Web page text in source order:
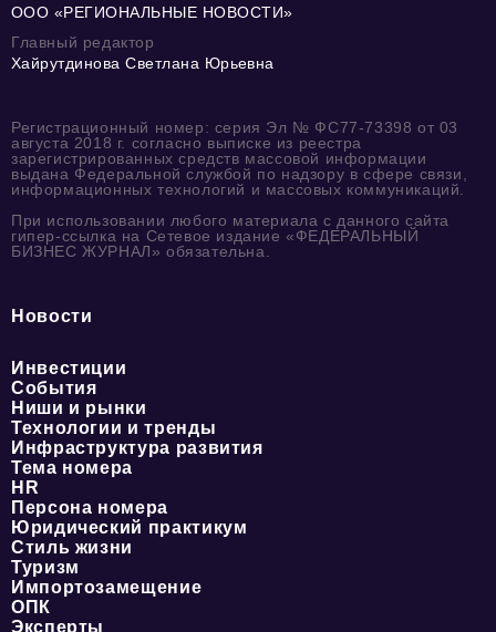
ООО «РЕГИОНАЛЬНЫЕ НОВОСТИ»
Главный редактор
Хайрутдинова Светлана Юрьевна
Регистрационный номер: серия Эл № ФС77-73398 от 03
августа 2018 г. согласно выписке из реестра
зарегистрированных средств массовой информации
выдана Федеральной службой по надзору в сфере связи,
информационных технологий и массовых коммуникаций.
При использовании любого материала с данного сайта
гипер-ссылка на Сетевое издание «ФЕДЕРАЛЬНЫЙ
БИЗНЕС ЖУРНАЛ» обязательна.
Новости
Инвестиции
События
Ниши и рынки
Технологии и тренды
Инфраструктура развития
Тема номера
HR
Персона номера
Юридический практикум
Стиль жизни
Туризм
Импортозамещение
ОПК
Эксперты